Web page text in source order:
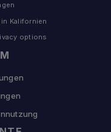
Kalifornien
options